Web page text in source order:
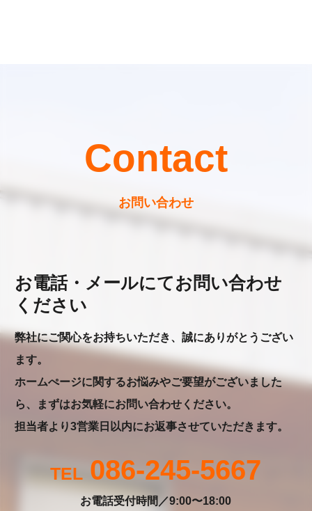
Contact
お問い合わせ
お電話・メールにてお問い合わせ
ください
弊社にご関心をお持ちいただき、誠にありがとうござい
ます。
ホームぺージに関するお悩みやご要望がございました
ら、まずはお気軽にお問い合わせください。
担当者より3営業日以内にお返事させていただきます。
086-245-5667
お電話受付時間／9:00〜18:00